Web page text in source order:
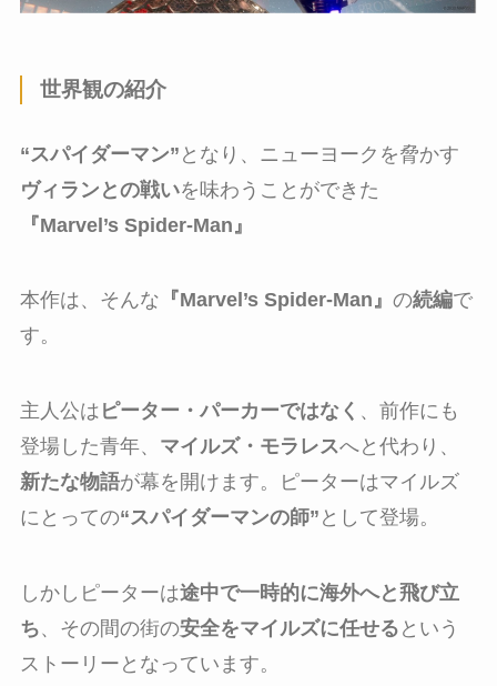
世界観の紹介
“スパイダーマン” となり、ニューヨークを脅かす
ヴィランとの戦いを味わうことができた
『Marvel’s Spider-Man』
本作は、そんな 『Marvel’s Spider-Man』 の続編で
す。
主人公は ピーター・パーカーではなく 、前作にも
登場した青年、 マイルズ・モラレスへと代わり、
新たな物語が幕を開けます。ピーターはマイルズ
にとっての“スパイダーマンの師” として登場。
しかしピーターは途中で一時的に海外へと飛び立
ち、その間の街の安全をマイルズに任せる という
ストーリーとなっています。